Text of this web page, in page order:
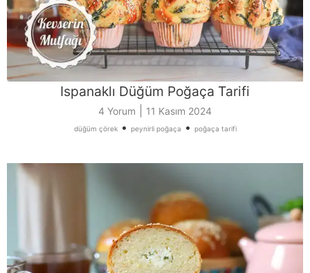
Ispanaklı Düğüm Poğaça Tarifi
4 Yorum 11 Kasım 2024
düğüm çörek• peynirli poğaça • poğaça tarifi